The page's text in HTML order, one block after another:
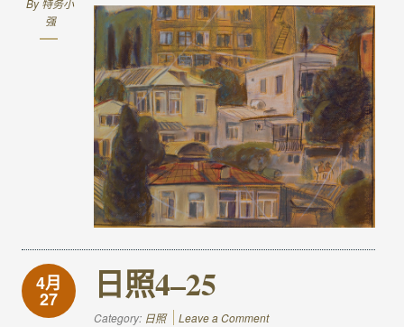
By特务小
强
4月
27 日照4–25
Category: 日照 Leave a Comment